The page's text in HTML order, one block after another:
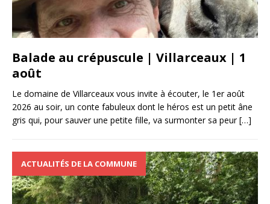
Balade au crépuscule | Villarceaux | 1
août
Le domaine de Villarceaux vous invite à écouter, le 1er août
2026 au soir, un conte fabuleux dont le héros est un petit âne
gris qui, pour sauver une petite fille, va surmonter sa peur[…]
ACTUALITÉS DE LA COMMUNE